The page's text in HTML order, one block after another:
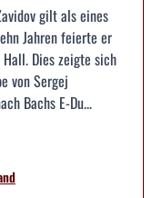
gilt als eines
Jahren feierte er
Dies zeigte sich
von Sergej
Bachs E-Du...